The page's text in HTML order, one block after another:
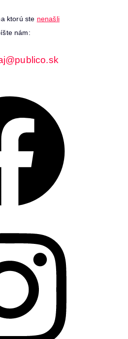
ktorú ste nenašli
nám: